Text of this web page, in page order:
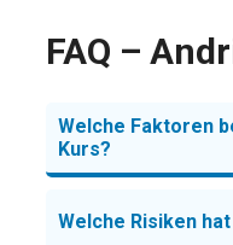
FAQ –
Welche Faktoren
Kurs?
Welche Risiken